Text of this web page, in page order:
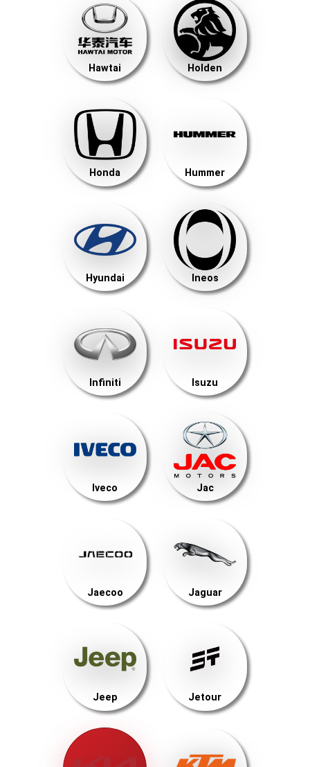
Hawtai Holden
Honda Hummer
Hyundai Ineos
Infiniti Isuzu
Iveco Jac
Jaecoo Jaguar
Jeep Jetour